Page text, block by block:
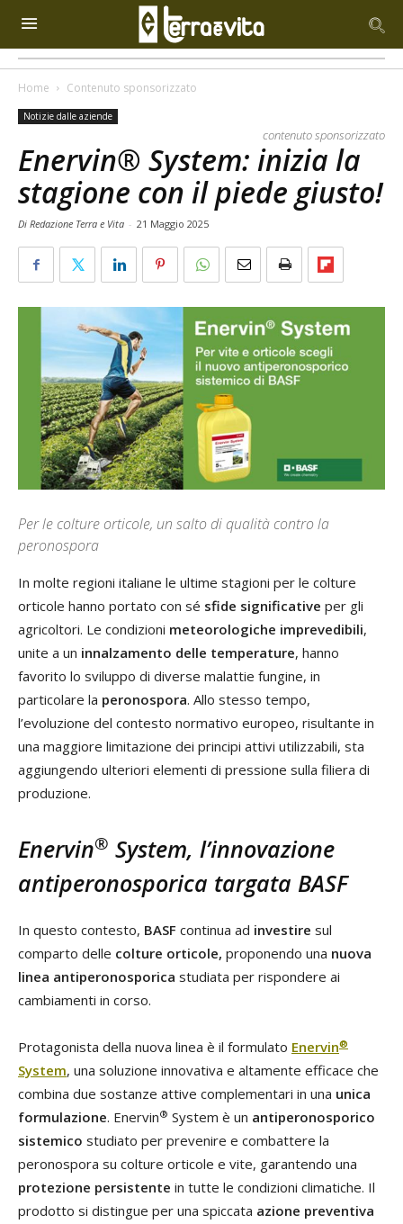
Home Contenuto sponsorizzato
Notizie dalle aziende
contenuto sponsorizzato
Enervin® System: inizia la
stagione con il piede giusto!
Di Redazione Terra e Vita - 21 Maggio 2025
Per le colture orticole, un salto di qualità contro la
peronospora
In molte regioni italiane le ultime stagioni per le colture
orticole hanno portato con sé sfide significative per gli
agricoltori. Le condizioni meteorologiche imprevedibili,
unite a un innalzamento delle temperature, hanno
favorito lo sviluppo di diverse malattie fungine, in
particolare la peronospora. Allo stesso tempo,
l’evoluzione del contesto normativo europeo, risultante in
una maggiore limitazione dei principi attivi utilizzabili, sta
aggiungendo ulteriori elementi di pressione sulla filiera di
produzione.
Enervin® System, l’innovazione
antiperonosporica targata BASF
In questo contesto, BASF continua ad investire sul
comparto delle colture orticole, proponendo una nuova
linea antiperonosporica studiata per rispondere ai
cambiamenti in corso.
Protagonista della nuova linea è il formulato Enervin®
System, una soluzione innovativa e altamente efficace che
combina due sostanze attive complementari in una unica
formulazione. Enervin® System è un antiperonosporico
sistemico studiato per prevenire e combattere la
peronospora su colture orticole e vite, garantendo una
protezione persistente in tutte le condizioni climatiche. Il
prodotto si distingue per una spiccata azione preventiva